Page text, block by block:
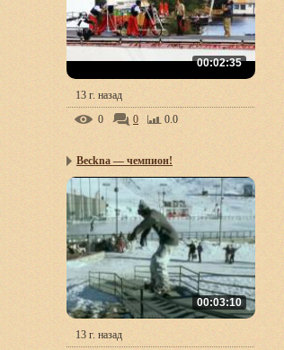
00:02:35
13 г. назад
0
0 0.0
Beckna — чемпион!
00:03:10
13 г. назад